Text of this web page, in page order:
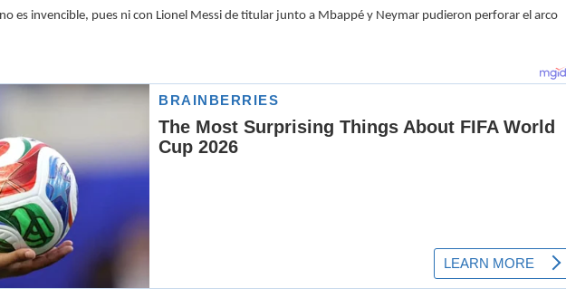
es invencible, pues ni con Lionel Messi de titular junto a Mbappé y Neymar pudieron perforar el arco